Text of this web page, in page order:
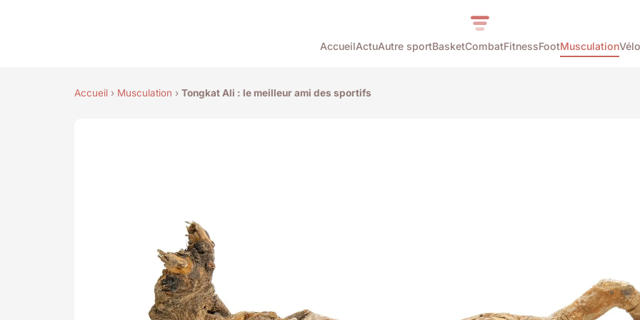
AccueilActuAutre sportBasketCombatFitnessFootMusculationVélo
Accueil › Musculation › Tongkat Ali : le meilleur ami des sportifs